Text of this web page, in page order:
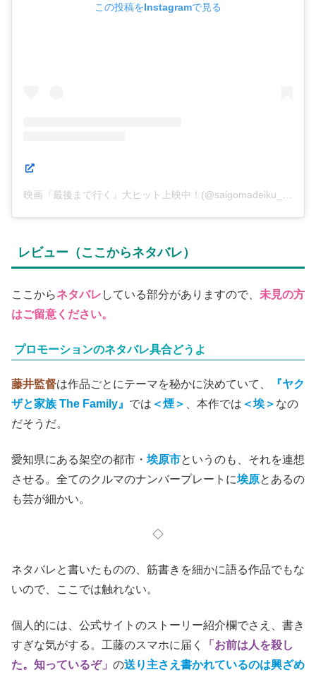
この投稿をInstagramで見る
レビュー（ここからネタバレ）
ここからネタバレ している部分がありますので、 未見の方
はご留意ください。
プロモーションのネタバレ具合どうよ
藤井監督は作品ごとにテーマを秘かに決めていて、
『ヤク
ザと家族 The Family』 では ＜煙＞ 、本作では ＜埃＞ なの
だそうだ。
愛知県にある架空の都市・ 埃原市というのも、それを連想
させる。全てのクルマのナンバープレートに埃原とあるの
も芸が細かい。
◇
ネタバレと書いたものの、筋書きを細かに語る作品でもな
いので、ここでは触れない。
個人的には、公式サイトのストーリー紹介欄でさえ、書き
すぎな気がする。工藤のスマホに届く
「お前は人を殺し
た。知っているぞ」 の送り主さえ書かれているのは興ざめ